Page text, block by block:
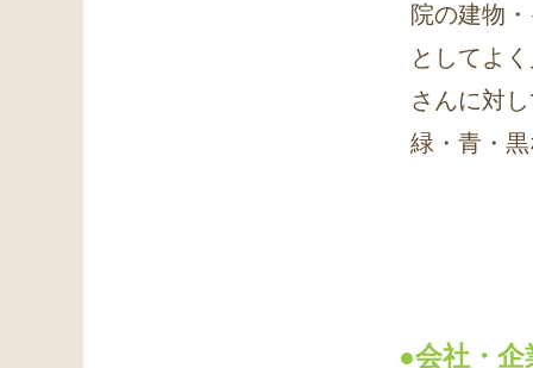
院の建物
としてよ
さんに対
緑・青・
●会社・